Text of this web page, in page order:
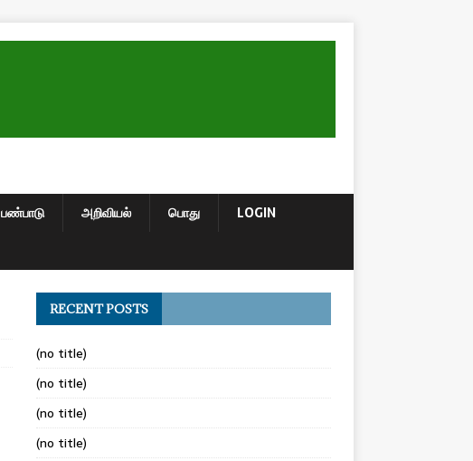
பண்பாடு அறிவியல் பொது
LOGIN
RECENT POSTS
(no title)
(no title)
(no title)
(no title)